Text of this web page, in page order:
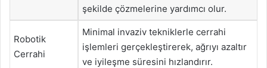
şekilde çözmelerine yardımcı olur.
Robotik
Cerrahi
Minimal invaziv tekniklerle cerrahi
işlemleri gerçekleştirerek, ağrıyı azaltır
ve iyileşme süresini hızlandırır.